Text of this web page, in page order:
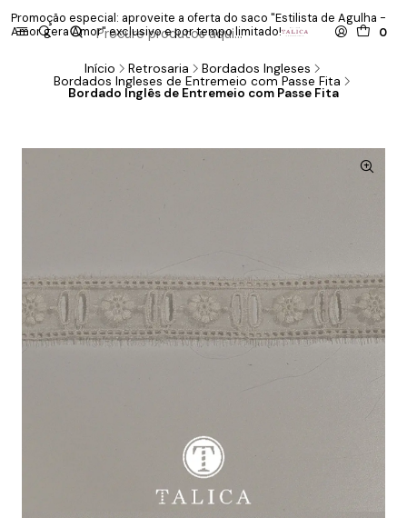
0
Promoção especial: aproveite a oferta do saco "Estilista de Agulha -
Amor gera Amor" exclusivo e por tempo limitado!
Início Retrosaria
Bordados Ingleses
Bordados Ingleses de Entremeio com Passe Fita
Bordado Inglês de Entremeio com Passe Fita